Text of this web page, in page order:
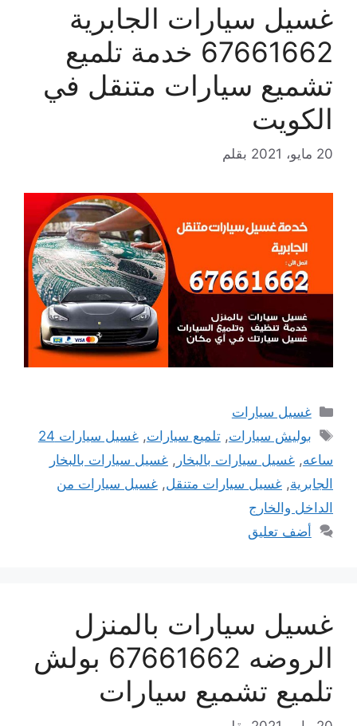
غسيل سيارات الجابرية
67661662 خدمة تلميع
تشميع سيارات متنقل في
الكويت
20 مايو، 2021 بقلم
التصنيفات
غسيل سيارات
الوسوم
بوليش سيارات,تلميع سيارات,
غسيل سيارات 24
ساعه, غسيل سيارات بالبخار , غسيل سيارات بالبخار
الجابرية, غسيل سيارات متنقل, غسيل سيارات من
الداخل والخارج
أضف تعليق
غسيل سيارات بالمنزل
الروضه 67661662 بولش
تلميع تشميع سيارات